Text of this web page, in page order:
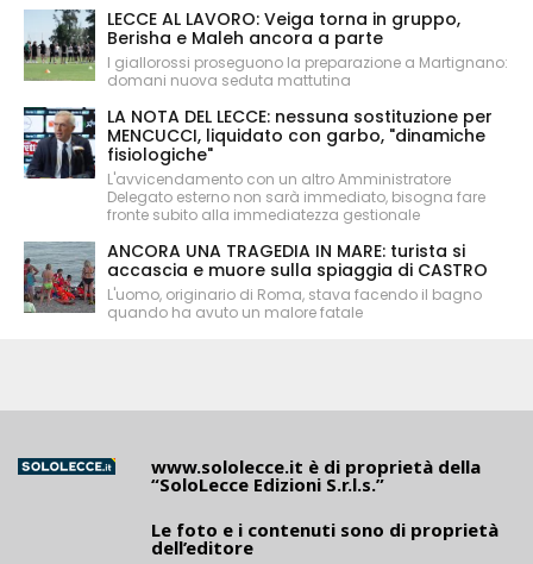
LECCE AL LAVORO: Veiga torna in gruppo,
Berisha e Maleh ancora a parte
I giallorossi proseguono la preparazione a Martignano:
domani nuova seduta mattutina
LA NOTA DEL LECCE: nessuna sostituzione per
MENCUCCI, liquidato con garbo, "dinamiche
fisiologiche"
L'avvicendamento con un altro Amministratore
Delegato esterno non sarà immediato, bisogna fare
fronte subito alla immediatezza gestionale
ANCORA UNA TRAGEDIA IN MARE: turista si
accascia e muore sulla spiaggia di CASTRO
L'uomo, originario di Roma, stava facendo il bagno
quando ha avuto un malore fatale
www.sololecce.it è di proprietà della
“SoloLecce Edizioni S.r.l.s.”
Le foto e i contenuti sono di proprietà
dell’editore